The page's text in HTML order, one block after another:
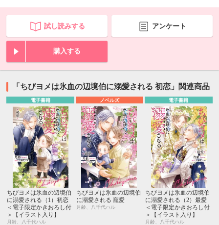
試し読みする アンケート
購入する
「ちびヨメは氷血の辺境伯に溺愛される 初恋」関連商品
電子書籍
ちびヨメは氷血の辺境伯
に溺愛される（1）初恋
＜電子限定かきおろし付
＞【イラスト入り】
月齢、八千代ハル
ノベルズ
ちびヨメは氷血の辺境伯
に溺愛される 寵愛
月齢、八千代ハル
電子書籍
ちびヨメは氷血の辺境伯
に溺愛される（2）最愛
＜電子限定かきおろし付
＞【イラスト入り】
月齢、八千代ハル